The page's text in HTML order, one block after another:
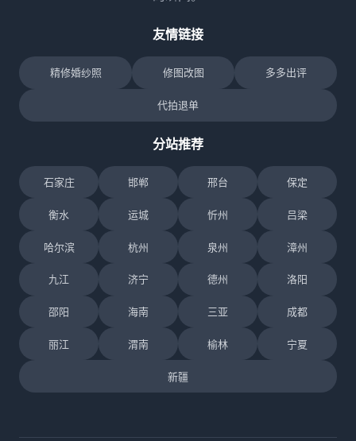
友情链接
精修婚纱照 修图改图 多多出评
代拍退单
分站推荐
石家庄 邯郸 邢台 保定
衡水 运城 忻州 吕梁
哈尔滨 杭州 泉州 漳州
九江 济宁 德州 洛阳
邵阳 海南 三亚 成都
丽江 渭南 榆林 宁夏
新疆